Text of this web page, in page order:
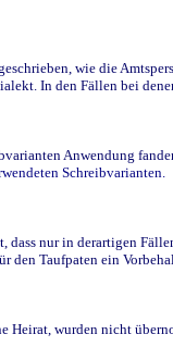
wie die
In den Fällen bei
Anwendung
Schreibvarianten.
nur in derartigen
Taufpaten ein
Heirat, wurden nicht